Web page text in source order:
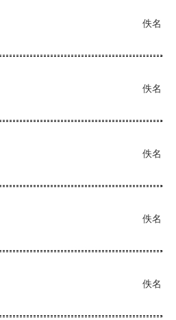
佚名
佚名
佚名
佚名
佚名